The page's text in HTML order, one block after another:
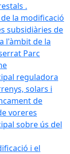
.
la modificació
subsidiàries de
l'àmbit de la
Parc
reguladora
solars i
de
voreres
sobre ús del
i el